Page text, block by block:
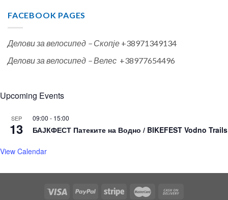
FACEBOOK PAGES
Делови за велосипед – Скопје +38971349134
Делови за велосипед – Велес +38977654496
Upcoming Events
SEP
13
09:00 - 15:00
БАЈКФЕСТ Патеките на Водно / BIKEFEST Vodno Trails
View Calendar